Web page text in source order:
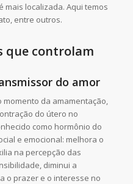
mais localizada. Aqui temos
entre outros.
que controlam
do amor
da amamentação,
do útero no
como hormônio do
e emocional: melhora o
na percepção das
diminui a
o prazer e o interesse no